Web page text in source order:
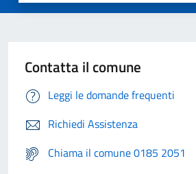
Contatta il comune
Leggi le domande frequenti
Richiedi Assistenza
Chiama il comune 0185 2051